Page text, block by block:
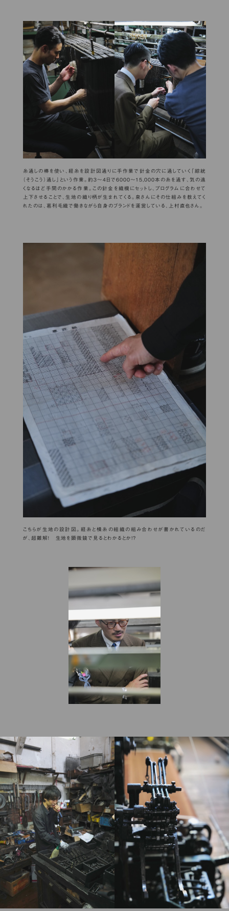
糸通しの棒を使い、経糸を設計図通りに手作業で針金の穴に通していく「綜絖
（そうこう）通し」という作業。約３〜４日で6000〜15,000本の糸を通す、気の遠
くなるほど手間のかかる作業。この針金を織機にセットし、プログラムに合わせて
上下させることで、生地の織り柄が生まれてくる。泉さんにその仕組みを教えてく
れたのは、葛利毛織で働きながら自身のブランドを運営している、上村直也さん。
こちらが生地の設計図。経糸と横糸の組織の組み合わせが書かれているのだ
が、超難解！ 生地を顕微鏡で見るとわかるとか!?